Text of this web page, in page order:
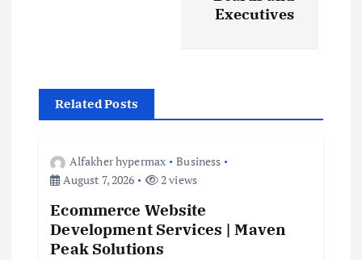
Executives
Related Posts
Alfakher hypermax
Business
August 7, 2026
2 views
Ecommerce Website
Development Services | Maven
Peak Solutions